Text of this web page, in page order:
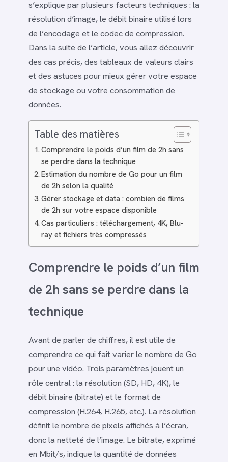
s’explique par plusieurs facteurs techniques : la
résolution d’image, le débit binaire utilisé lors
de l’encodage et le codec de compression.
Dans la suite de l’article, vous allez découvrir
des cas précis, des tableaux de valeurs clairs
et des astuces pour mieux gérer votre espace
de stockage ou votre consommation de
données.
Table des matières
Comprendre le poids d’un film de 2h sans
se perdre dans la technique
Estimation du nombre de Go pour un film
de 2h selon la qualité
Gérer stockage et data : combien de films
de 2h sur votre espace disponible
Cas particuliers : téléchargement, 4K, Blu-
ray et fichiers très compressés
Comprendre le poids d’un film
de 2h sans se perdre dans la
technique
Avant de parler de chiffres, il est utile de
comprendre ce qui fait varier le nombre de Go
pour une vidéo. Trois paramètres jouent un
rôle central : la résolution (SD, HD, 4K), le
débit binaire (bitrate) et le format de
compression (H.264, H.265, etc.). La résolution
définit le nombre de pixels affichés à l’écran,
donc la netteté de l’image. Le bitrate, exprimé
en Mbit/s, indique la quantité de données